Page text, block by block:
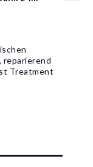
reparierend
Treatment